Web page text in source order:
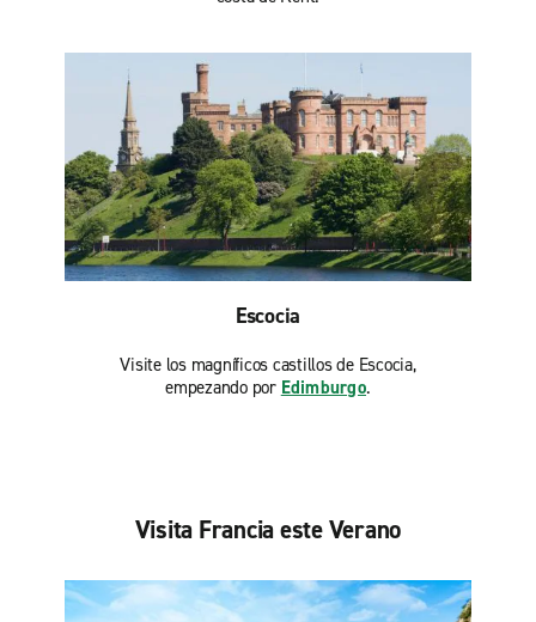
Escocia
Visite los magníficos castillos de Escocia,
empezando por Edimburgo.
Visita Francia este Verano